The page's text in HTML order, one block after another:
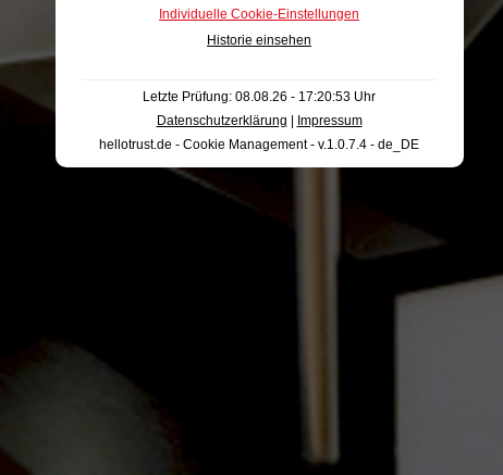
Individuelle Cookie-Einstellungen
Historie einsehen
Letzte Prüfung: 08.08.26 - 17:20:53 Uhr
Datenschutzerklärung | Impressum
hellotrust.de - Cookie Management - v.1.0.7.4 - de_DE